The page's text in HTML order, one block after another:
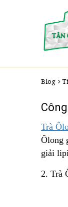
Blog
Trà
Ôlong
giải
2. Trà